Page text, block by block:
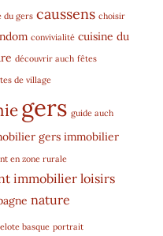
du gers caussens choisir
convivialité cuisine du
découvrir auch fêtes
de village
gers guide auch
gers immobilier
en zone rurale
immobilierloisirs
nature
basque portrait